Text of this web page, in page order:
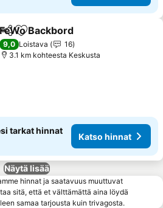
Jaa Lisää suosikkeihin
FeWo Backbord
9,0 Loistava
16
3.1 km kohteesta Keskusta
tarkat hinnat
Katso hinnat
Näytä lisää
hinnat ja saatavuus muuttuvat
sitä, että et välttämättä aina löydä
samaa tarjousta kuin trivagosta.